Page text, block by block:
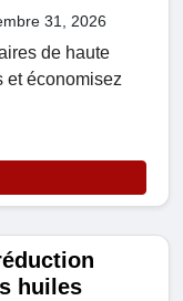
31, 2026
de haute
et économisez
huiles